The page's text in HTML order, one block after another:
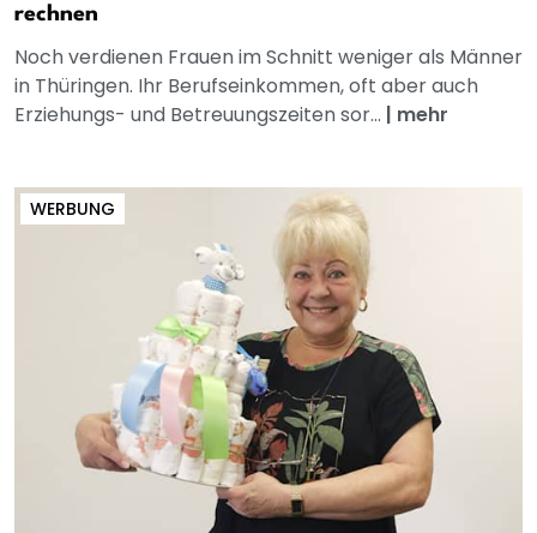
rechnen
Noch verdienen Frauen im Schnitt weniger als Männer
in Thüringen. Ihr Berufseinkommen, oft aber auch
Erziehungs- und Betreuungszeiten sor... | mehr
WERBUNG